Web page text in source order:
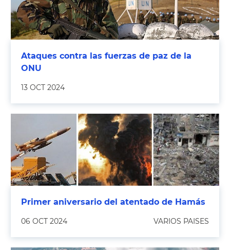
Ataques contra las fuerzas de paz de la
ONU
13 OCT 2024
Primer aniversario del atentado de Hamás
06 OCT 2024 VARIOS PAISES